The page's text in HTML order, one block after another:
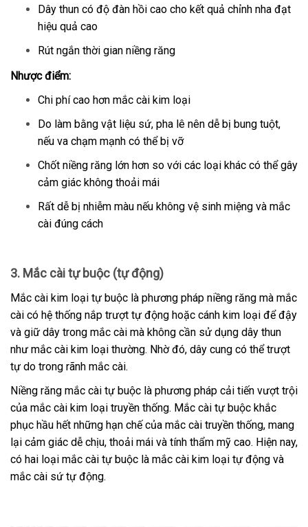
Dây thun có độ đàn hồi cao cho kết quả chỉnh nha đạt
hiệu quả cao
Rút ngắn thời gian niềng răng
Nhược điểm:
Chi phí cao hơn mắc cài kim loại
Do làm bằng vật liệu sứ, pha lê nên dễ bị bung tuột,
nếu va chạm mạnh có thể bị vỡ
Chốt niềng răng lớn hơn so với các loại khác có thể gây
cảm giác không thoải mái
Rất dễ bị nhiễm màu nếu không vệ sinh miệng và mắc
cài đúng cách
3. Mắc cài tự buộc (tự động)
Mắc cài kim loại tự buộc là phương pháp niềng răng mà mắc
cài có hệ thống nắp trượt tự động hoặc cánh kim loại để đậy
và giữ dây trong mắc cài mà không cần sử dụng dây thun
như mắc cài kim loại thường. Nhờ đó, dây cung có thể trượt
tự do trong rãnh mắc cài.
Niềng răng mắc cài tự buộc là phương pháp cải tiến vượt trội
của mắc cài kim loại truyền thống. Mắc cài tự buộc khắc
phục hầu hết những hạn chế của mắc cài truyền thống, mang
lại cảm giác dễ chịu, thoải mái và tính thẩm mỹ cao. Hiện nay,
có hai loại mắc cài tự buộc là mắc cài kim loại tự động và
mắc cài sứ tự động.